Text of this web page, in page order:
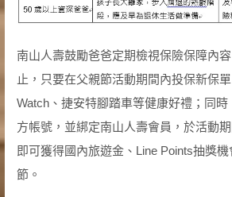
南山人壽鼓勵爸爸定期檢視保險保障內
止，只要在父親節活動期間內投保新保
Watch、捷安特腳踏車等健康好禮；同
方帳號，並綁定南山人壽會員，於活動
即可獲得國內旅遊金、Line Points抽獎
節。